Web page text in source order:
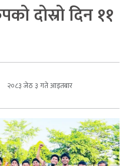
दोस्रो दिन ११
२०८३ जेठ ३ गते आइतबार